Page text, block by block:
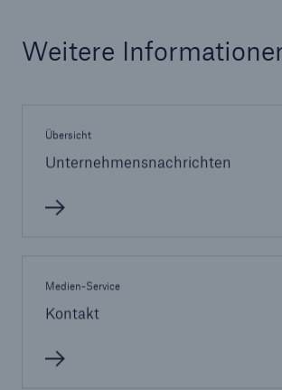
Weitere
Übersicht
Unternehmensnachrichten
Medien-Service
Kontakt
Internetkriminalität
600 bn
US Dollar im Jahr 2018